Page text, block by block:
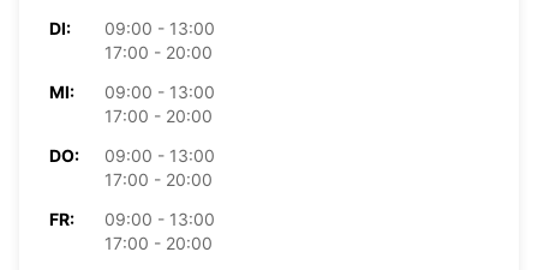
DI:
09:00 - 13:00
17:00 - 20:00
MI:
09:00 - 13:00
17:00 - 20:00
DO:
09:00 - 13:00
17:00 - 20:00
FR:
09:00 - 13:00
17:00 - 20:00